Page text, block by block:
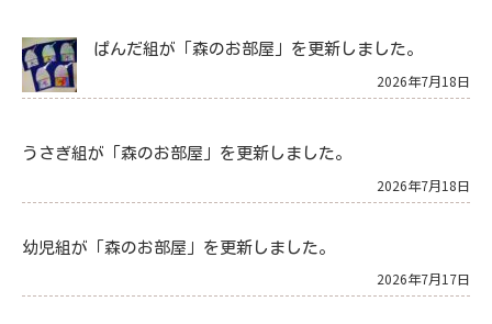
ぱんだ組が「森のお部屋」を更新しました。
2026年7月18日
うさぎ組が「森のお部屋」を更新しました。
2026年7月18日
幼児組が「森のお部屋」を更新しました。
2026年7月17日